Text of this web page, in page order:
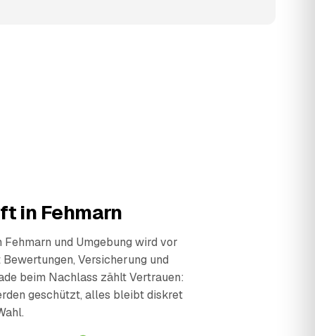
in Fehmarn
und Umgebung wird vor
Versicherung und
beim Nachlass zählt Vertrauen:
geschützt, alles bleibt diskret